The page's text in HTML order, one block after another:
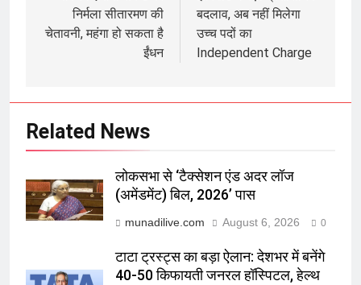
निर्मला सीतारमण की
चेतावनी, महंगा हो सकता है
ईंधन
बदलाव, अब नहीं मिलेगा
उच्च पदों का
Independent Charge
Related News
लोकसभा से ‘टैक्सेशन एंड अदर लॉज
(अमेंडमेंट) बिल, 2026’ पास
munadilive.com August 6, 2026 0
टाटा ट्रस्ट्स का बड़ा ऐलान: देशभर में बनेंगे
40-50 किफायती जनरल हॉस्पिटल, हेल्थ